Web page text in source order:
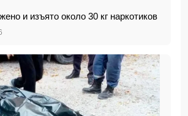
и изъято около 30 кг наркотиков